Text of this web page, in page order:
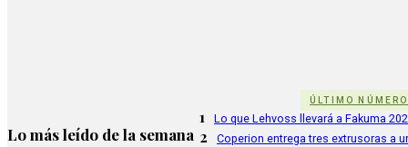
ÚLTIMO NÚMERO
Lo más leído de la semana
1 Lo que Lehvoss llevará a Fakuma
2 Coperion entrega tres extrusoras a